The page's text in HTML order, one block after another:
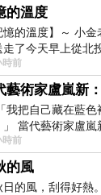
的溫度
憶的溫度】～ 小
走了今天早上從北
展場已經差不多要
時前
我把自己藏在藍
」 當代藝術家盧
韻味的新作中，用
時前
的風
日的風，刮得好熱